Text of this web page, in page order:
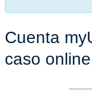
Cuenta
caso